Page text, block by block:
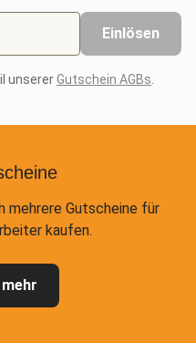
Einlösen
unsererGutschein AGBs
mehrere Gutscheine für
kaufen.